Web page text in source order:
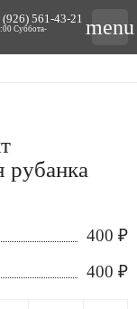
400 ₽
400 ₽
(926) 561-43-21
Суббота-
menu